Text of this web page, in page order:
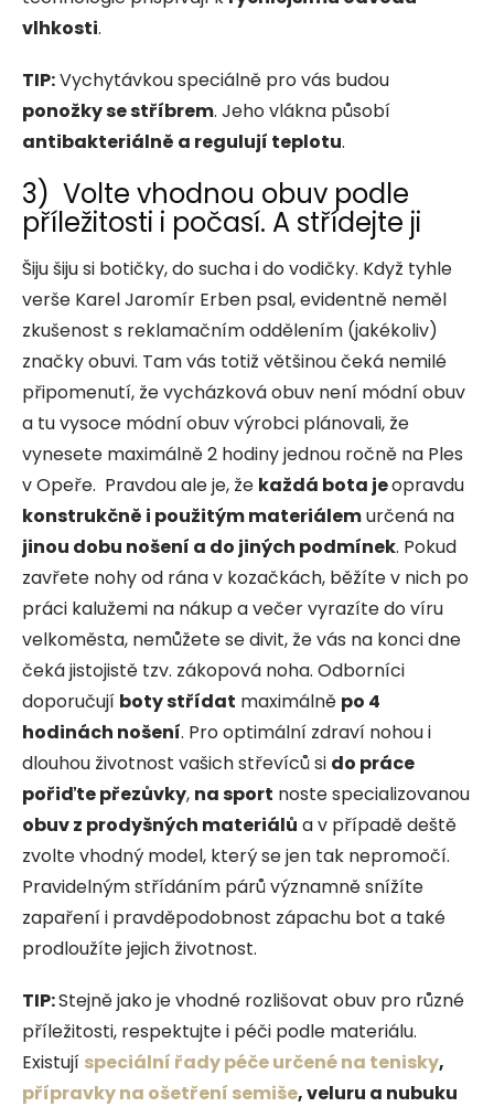
vlhkosti.
TIP:Vychytávkou speciálně pro vás budou
ponožky se stříbrem. Jeho vlákna působí
antibakteriálně a regulují teplotu.
3) Volte vhodnou obuv podle
příležitosti i počasí. A střídejte ji
Šiju šiju si botičky, do sucha i do vodičky. Když tyhle
verše Karel Jaromír Erben psal, evidentně neměl
zkušenost s reklamačním oddělením (jakékoliv)
značky obuvi. Tam vás totiž většinou čeká nemilé
připomenutí, že vycházková obuv není módní obuv
a tu vysoce módní obuv výrobci plánovali, že
vynesete maximálně 2 hodiny jednou ročně na Ples
v Opeře. Pravdou ale je, že každá bota jeopravdu
konstrukčně i použitým materiálemurčená na
jinou dobu nošení a do jiných podmínek. Pokud
zavřete nohy od rána v kozačkách, běžíte v nich po
práci kalužemi na nákup a večer vyrazíte do víru
velkoměsta, nemůžete se divit, že vás na konci dne
čeká jistojistě tzv. zákopová noha. Odborníci
doporučují boty střídat maximálně po 4
hodinách nošení. Pro optimální zdraví nohou i
dlouhou životnost vašich střevíců si do práce
pořiďte přezůvky, na sport noste specializovanou
obuv z prodyšných materiálů a v případě deště
zvolte vhodný model, který se jen tak nepromočí.
Pravidelným střídáním párů významně snížíte
zapaření i pravděpodobnost zápachu bot a také
prodloužíte jejich životnost.
TIP:Stejně jakoje vhodné rozlišovat obuv pro různé
příležitosti, respektujte i péči podle materiálu.
Existují speciální řady péče určené na tenisky,
přípravky na ošetření semiše, veluru a nubuku